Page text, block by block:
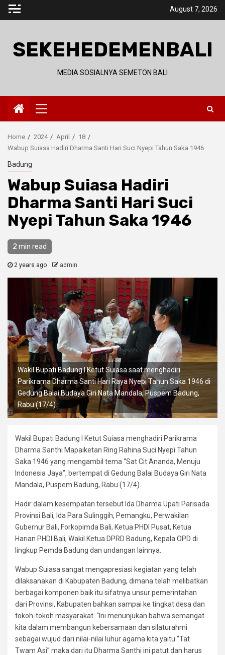
Skip
August 7, 2026
SEKEHEDEMENBALI
MEDIA SOSIALNYA SEMETON BALI
Primary
Menu
Home 2024 April
18
Wabup Suiasa Hadiri Dharma Santi Hari Suci Nyepi Tahun Saka 1946
Badung
Wabup Suiasa Hadiri
Dharma Santi Hari Suci
Nyepi Tahun Saka 1946
2 min read
2 years ago admin
Wakil Bupati Badung I Ketut Suiasa saat menghadiri
Parikrama Dharma Santi Hari Raya Nyepi Tahun Saka 1946 di
Gedung Balai Budaya Giri Nata Mandala, Puspem Badung,
Rabu (17/4).
Wakil Bupati Badung I Ketut Suiasa menghadiri Parikrama
Dharma Santhi Mapaiketan Ring Rahina Suci Nyepi Tahun
Saka 1946 yang mengambil tema “Sat Cit Ananda, Menuju
Indonesia Jaya”, bertempat di Gedung Balai Budaya Giri Nata
Mandala, Puspem Badung, Rabu (17/4).
Hadir dalam kesempatan tersebut Ida Dharma Upati Parisada
Provinsi Bali, Ida Para Sulinggih, Pemangku, Perwakilan
Gubernur Bali, Forkopimda Bali, Ketua PHDI Pusat, Ketua
Harian PHDI Bali, Wakil Ketua DPRD Badung, Kepala OPD di
lingkup Pemda Badung dan undangan lainnya.
Wabup Suiasa sangat mengapresiasi kegiatan yang telah
dilaksanakan di Kabupaten Badung, dimana telah melibatkan
berbagai komponen baik itu sifatnya unsur pemerintahan
dari Provinsi, Kabupaten bahkan sampai ke tingkat desa dan
tokoh-tokoh masyarakat. “Ini menunjukan bahwa semangat
kita dalam membangun kebersamaan dan silaturahmi
sebagai wujud dari nilai-nilai luhur agama kita yaitu “Tat
Twam Asi” maka dari itu Dharma Santhi ini patut dan harus